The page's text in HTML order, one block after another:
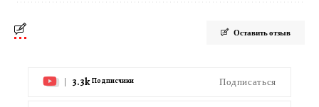
Оставить отзыв
3.3k Подписчики Подписаться